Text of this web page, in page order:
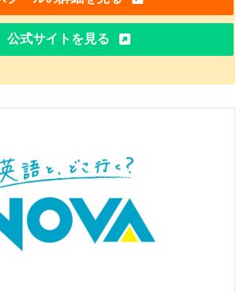
公式サイトを見る